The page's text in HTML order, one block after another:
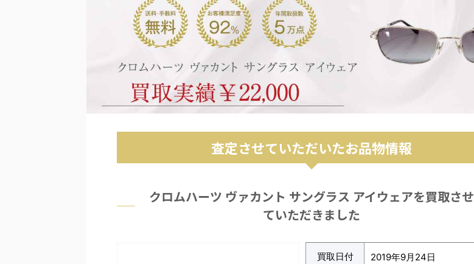
査定させていただいたお品物情報
クロムハーツ ヴァカント サングラス アイウェアを買取させ
ていただきました
買取日付 2019年9月24日